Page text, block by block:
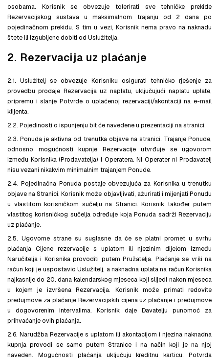
osobama. Korisnik se obvezuje tolerirati sve tehničke prekide
Rezervacijskog sustava u maksimalnom trajanju od 2 dana po
pojedinačnom prekidu. S tim u vezi, Korisnik nema pravo na naknadu
štete ili izgubljene dobiti od Uslužitelja.
2. Rezervacija uz plaćanje
2.1. Uslužitelj se obvezuje Korisniku osigurati tehničko rješenje za
provedbu prodaje Rezervacija uz naplatu, uključujući naplatu uplate,
pripremu i slanje Potvrde o uplaćenoj rezervaciji/akontaciji na e-mail
klijenta.
2.2. Pojedinosti o ispunjenju bit će navedene u prezentaciji na stranici.
2.3. Ponuda je aktivna od trenutka objave na stranici. Trajanje Ponude,
odnosno mogućnosti kupnje Rezervacije utvrđuje se ugovorom
između Korisnika (Prodavatelja) i Operatera. Ni Operater ni Prodavatelj
nisu vezani nikakvim minimalnim trajanjem Ponude.
2.4. Pojedinačna Ponuda postaje obvezujuća za Korisnika u trenutku
objave na Stranici. Korisnik može objavljivati, ažurirati i mijenjati Ponudu
u vlastitom korisničkom sučelju na Stranici. Korisnik također putem
vlastitog korisničkog sučelja određuje koja Ponuda sadrži Rezervaciju
uz plaćanje.
2.5. Ugovorne strane su suglasne da će se platni promet u svrhu
plaćanja Cijene rezervacije s uplatom ili njezinim dijelom između
Naručitelja i Korisnika provoditi putem Pružatelja. Plaćanje se vrši na
račun koji je uspostavio Uslužitelj, a naknadna uplata na račun Korisnika
najkasnije do 20. dana kalendarskog mjeseca koji slijedi nakon mjeseca
u kojem je izvršena Rezervacija. Korisnik može primati redovite
predujmove za plaćanje Rezervacijskih cijena uz plaćanje i predujmove
u dogovorenim intervalima. Korisnik daje Davatelju punomoć za
prihvaćanje ovih plaćanja.
2.6. Narudžba Rezervacije s uplatom ili akontacijom i njezina naknadna
kupnja provodi se samo putem Stranice i na način koji je na njoj
naveden. Mogućnosti plaćanja uključuju kreditnu karticu. Potvrda